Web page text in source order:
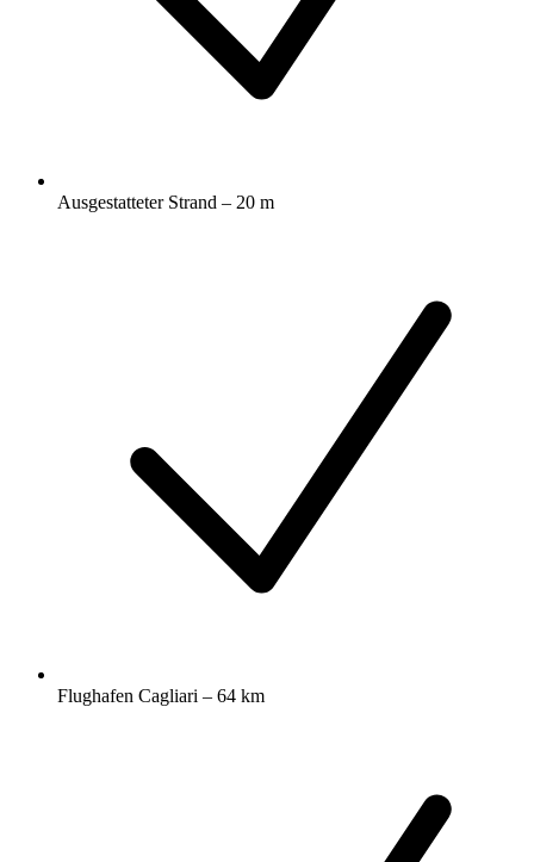
Ausgestatteter Strand – 20 m
Flughafen Cagliari – 64 km